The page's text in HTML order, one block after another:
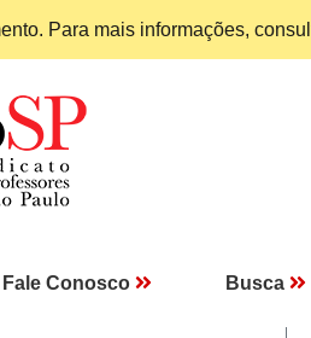
Para mais informações,
Fale Conosco Busca